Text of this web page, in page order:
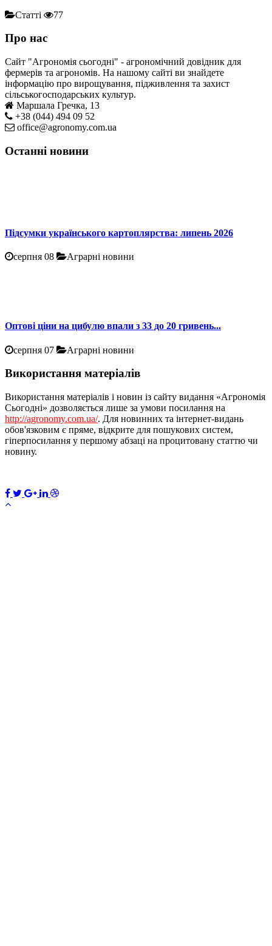
Статті 77
Про нас
Сайт "Агрономія сьогодні" - агрономічний довідник для
фермерів та агрономів. На нашому сайті ви знайдете
інформацію про вирощування, підживлення та захист
сільськогосподарських культур.
Маршала Гречка, 13
+38 (044) 494 09 52
office@agronomy.com.ua
Останні новини
Підсумки українського картоплярства: липень 2026
серпня 08 Аграрні новини
Оптові ціни на цибулю впали з 33 до 20 гривень...
серпня 07 Аграрні новини
Використання матеріалів
Використання матеріалів і новин із сайту видання «Агрономія
Сьогодні» дозволяється лише за умови посилання на
http://agronomy.com.ua/. Для новинних та інтернет-видань
обов'язковим є пряме, відкрите для пошукових систем,
гіперпосилання у першому абзаці на процитовану статтю чи
новину.